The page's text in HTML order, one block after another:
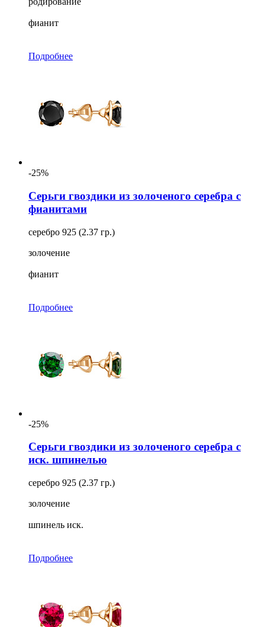
фианит
Подробнее
-25%
Серьги гвоздики из золоченого серебра с
фианитами
серебро 925 (2.37 гр.)
золочение
фианит
Подробнее
-25%
Серьги гвоздики из золоченого серебра с
иск. шпинелью
серебро 925 (2.37 гр.)
золочение
шпинель иск.
Подробнее